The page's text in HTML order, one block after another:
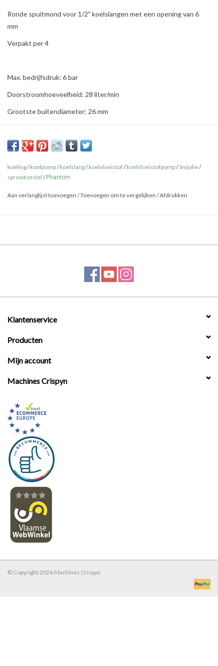
Ronde spuitmond voor 1/2" koelslangen met een opening van 6
mm
Verpakt per 4
Max. bedrijfsdruk: 6 bar
Doorstroomhoeveelheid: 28 liter/min
Grootste buitendiameter: 26 mm
koeling/koelpomp/koelslang/koelvloeistof/koelvloeistofpomp/Snijolie/
sproeitoestel / Phantom
Aan verlanglijst toevoegen /Toevoegen om te vergelijken /Afdrukken
Klantenservice
Producten
Mijn account
Machines Crispyn
© Copyright 2026 Machines Crispyn